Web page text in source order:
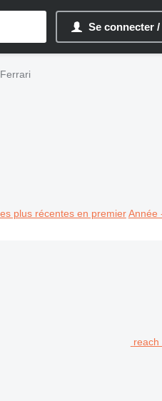
Se connecter
plus récentes en premier Année
reach